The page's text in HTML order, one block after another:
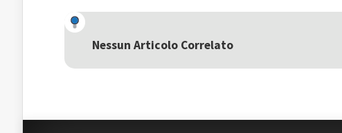
(Si
apre
una
nuova
nuova
finestra)
una
nuova
Nessun Articolo Correlato